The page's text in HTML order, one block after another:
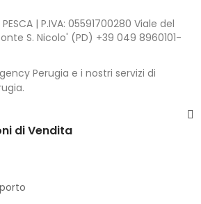
PESCA | P.IVA: 05591700280 Viale del
S. Nicolo' (PD) +39 049 8960101-
Perugia e i nostri servizi di
di Vendita